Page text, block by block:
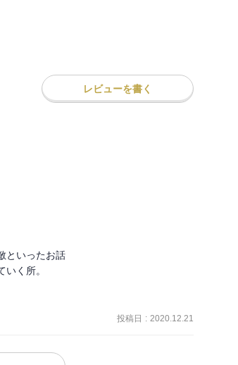
レビューを書く
といったお話
く所。
投稿日 : 2020.12.21